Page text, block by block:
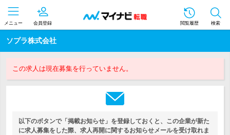
メニュー 会員登録 閲覧履歴 検索
ソプラ株式会社
この求人は現在募集を行っていません。
以下のボタンで「掲載お知らせ」を登録しておくと、この企業が新た
に求人募集をした際、求人再開に関するお知らせメールを受け取れま